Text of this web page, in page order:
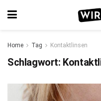
Home Tag Kontaktlinsen
Schlagwort: